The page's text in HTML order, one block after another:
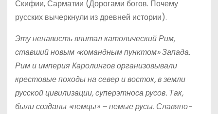
Скифии, Сарматии (Дорогами богов. Почему
русских вычеркнули из древней истории).
Эту ненависть впитал католический Рим,
ставший новым «командным пунктом» Запада.
Рим и империя Каролингов организовывали
крестовые походы на север и восток, в земли
русской цивилизации, суперэтноса русов. Так,
были созданы «немцы» – немые русы. Славяно-